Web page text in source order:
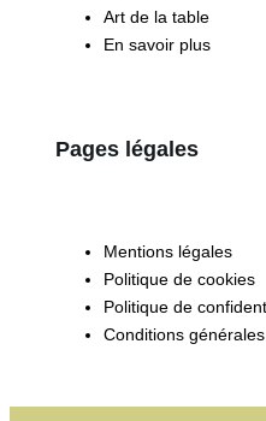
Art de la table
En savoir plus
Pages légales
Mentions légales
Politique de cookies
Politique de
Conditions